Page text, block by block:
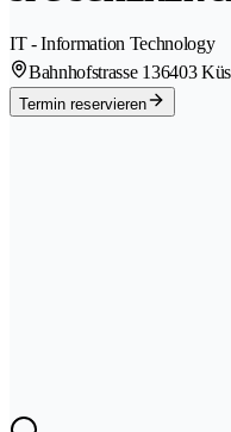
IT - Information Technology
Bahnhofstrasse 136403
Termin reservieren